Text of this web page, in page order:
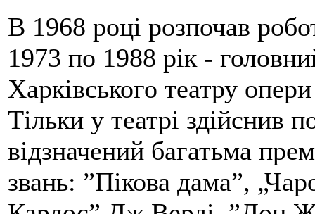
В 1968 році розпочав
1973 по 1988 рік -
Харківського театру
Тільки у театрі здійснив
відзначений багатьма
звань: ”Пікова дама”,